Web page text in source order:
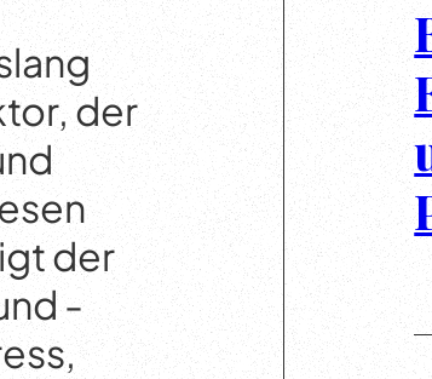
der
der
-